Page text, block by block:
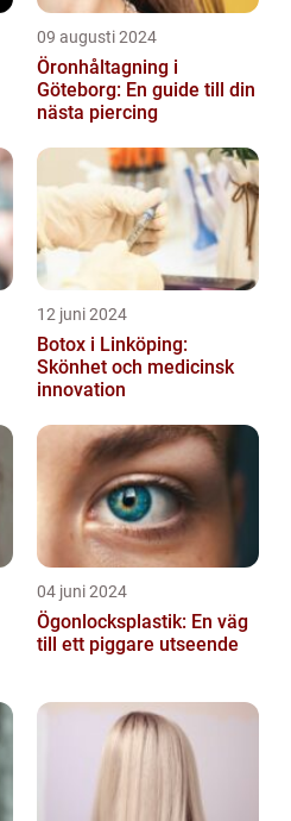
09 augusti 2024
Öronhåltagning i
Göteborg: En guide till din
nästa piercing
12 juni 2024
Botox i Linköping:
Skönhet och medicinsk
innovation
04 juni 2024
Ögonlocksplastik: En väg
till ett piggare utseende